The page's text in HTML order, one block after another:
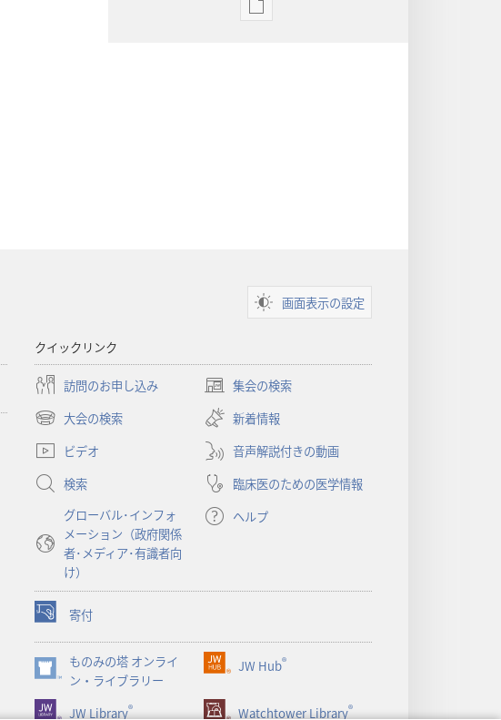
出
ン
聖
対
る
洞
画面表示の設定
クイックリンク
訪問のお申し込み 集会の検索
（新
し
い
タ
ブ
で
開
く）
大会の検索
（新
し
タ
開
新着情報
ビデオ
音声解説付きの動画
検索
臨床医のための医学情報
グローバル･インフォ
メーション（政府関係
者･メディア･有識者向
け）
ヘルプ
寄付
（新
し
い
タ
ブ
ものみの塔 オンライ
ン・ライブラリー
（新
し
JW Hub®
（新
い
JW Library® Watchtower Library®